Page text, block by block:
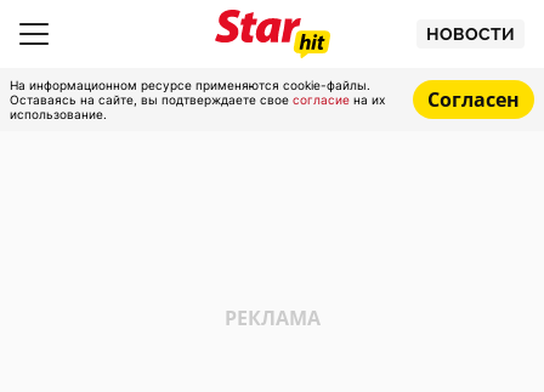
НОВОСТИ
На информационном ресурсе применяются cookie-файлы.
Оставаясь на сайте, вы подтверждаете свое согласие на их
использование.
Согласен